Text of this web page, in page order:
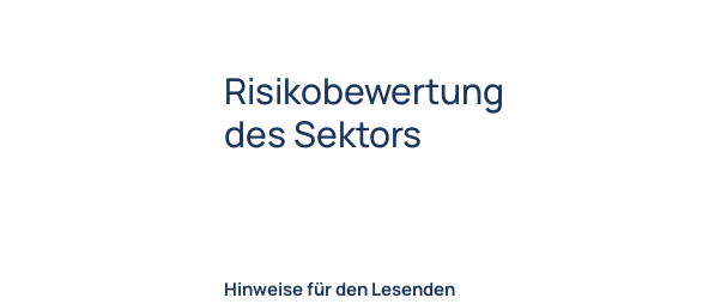
Risikobewertung
des Sektors
Hinweise für den Lesenden